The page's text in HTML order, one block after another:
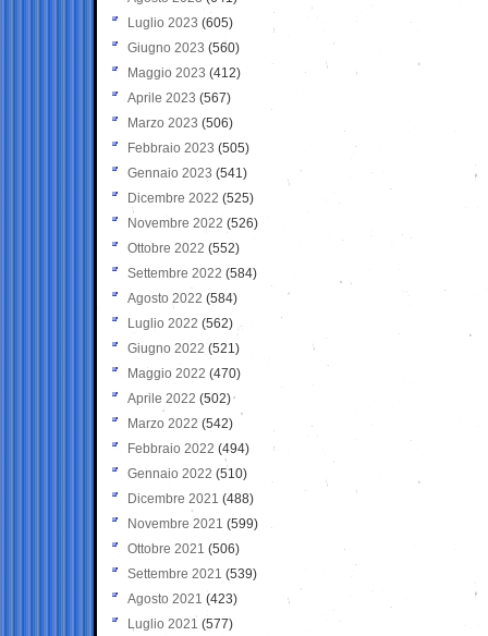
Luglio 2023 (605)
Giugno 2023 (560)
Maggio 2023 (412)
Aprile 2023 (567)
Marzo 2023 (506)
Febbraio 2023 (505)
Gennaio 2023 (541)
Dicembre 2022 (525)
Novembre 2022 (526)
Ottobre 2022 (552)
Settembre 2022 (584)
Agosto 2022 (584)
Luglio 2022 (562)
Giugno 2022 (521)
Maggio 2022 (470)
Aprile 2022 (502)
Marzo 2022 (542)
Febbraio 2022 (494)
Gennaio 2022 (510)
Dicembre 2021 (488)
Novembre 2021 (599)
Ottobre 2021 (506)
Settembre 2021 (539)
Agosto 2021 (423)
Luglio 2021 (577)